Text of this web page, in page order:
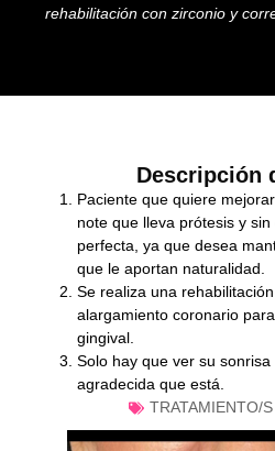
rehabilitación con zirconio y
Descripción
Paciente que quiere
note que lleva prótesis y
perfecta, ya que desea
que le aportan naturalidad.
Se realiza una
alargamiento coronario
gingival.
Solo hay que ver su
agradecida que está.
TRATAMIENTO/